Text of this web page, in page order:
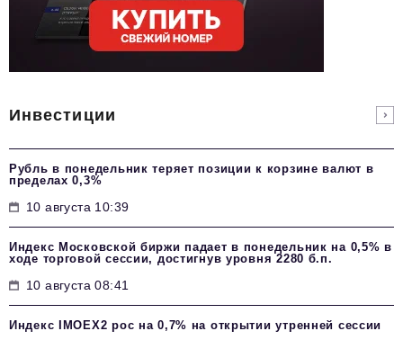
Инвестиции
Рубль в понедельник теряет позиции к корзине валют в
пределах 0,3%
10 августа 10:39
Индекс Московской биржи падает в понедельник на 0,5% в
ходе торговой сессии, достигнув уровня 2280 б.п.
10 августа 08:41
Индекс IMOEX2 рос на 0,7% на открытии утренней сессии